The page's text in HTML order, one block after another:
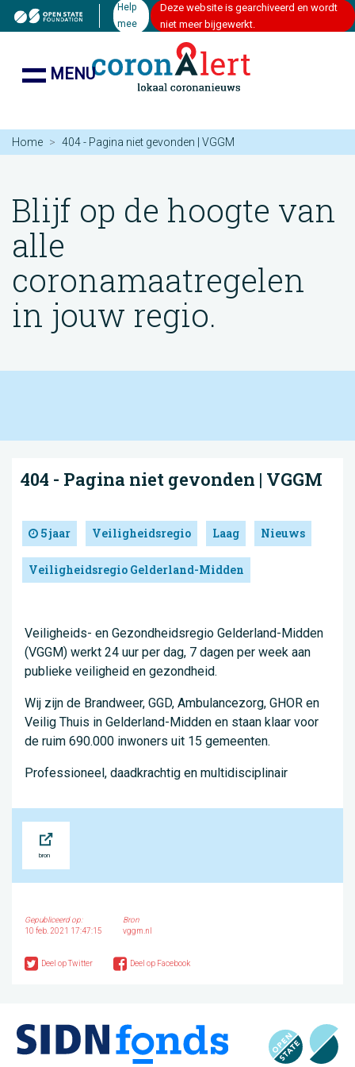
Help
mee
Deze website is gearchiveerd en wordt
niet meer bijgewerkt.
MENU
Home 404 - Pagina niet gevonden | VGGM
Blijf op de hoogte van
alle
coronamaatregelen
in jouw regio.
404 - Pagina niet gevonden | VGGM
5 jaar Veiligheidsregio Laag Nieuws
Veiligheidsregio Gelderland-Midden
Veiligheids- en Gezondheidsregio Gelderland-Midden
(VGGM) werkt 24 uur per dag, 7 dagen per week aan
publieke veiligheid en gezondheid.
Wij zijn de Brandweer, GGD, Ambulancezorg, GHOR en
Veilig Thuis in Gelderland-Midden en staan klaar voor
de ruim 690.000 inwoners uit 15 gemeenten.
Professioneel, daadkrachtig en multidisciplinair
Gepubliceerd op:
10 feb. 2021 17:47:15
Bron
vggm.nl
Deel op Twitter Deel op Facebook